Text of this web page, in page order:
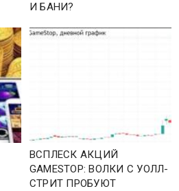
И БАНИ?
ВСПЛЕСК АКЦИЙ
GAMESTOP: ВОЛКИ С УОЛЛ-
СТРИТ ПРОБУЮТ